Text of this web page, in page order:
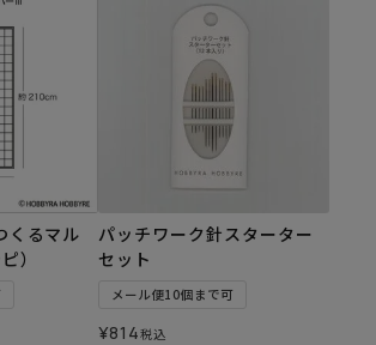
くるマル
）
パッチワーク針スターター
セット
メール便10個まで可
¥814税込